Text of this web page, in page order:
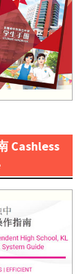
Cashless